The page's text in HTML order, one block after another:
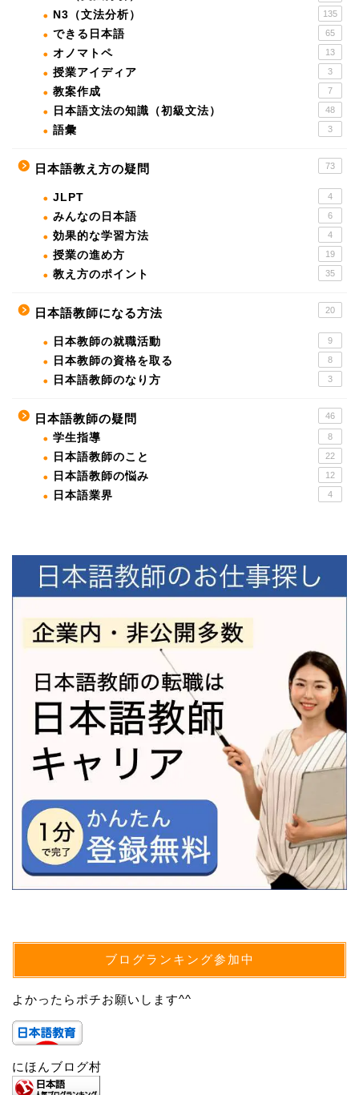
N3（文法分析） 135
できる日本語 65
オノマトペ 13
授業アイディア 3
教案作成 7
日本語文法の知識（初級文法） 48
語彙 3
日本語教え方の疑問 73
JLPT 4
みんなの日本語 6
効果的な学習方法 4
授業の進め方 19
教え方のポイント 35
日本語教師になる方法 20
日本教師の就職活動 9
日本教師の資格を取る 8
日本語教師のなり方 3
日本語教師の疑問 46
学生指導 8
日本語教師のこと 22
日本語教師の悩み 12
日本語業界 4
ブログランキング参加中
よかったらポチお願いします^^
にほんブログ村